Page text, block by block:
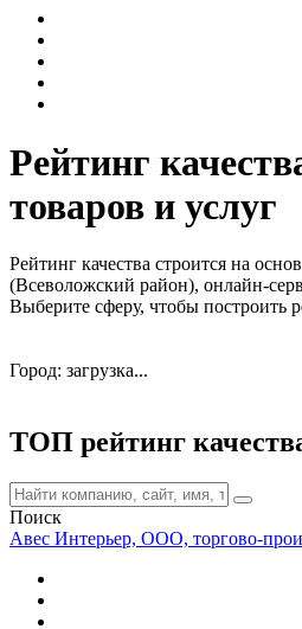
Рейтинг
товаров и услуг
Рейтинг качества строится на
(Всеволожский район), онлайн-
Выберите сферу, чтобы построить
Город: загрузка...
ТОП рейтинг
Поиск
Авес Интерьер, ООО, торгово-